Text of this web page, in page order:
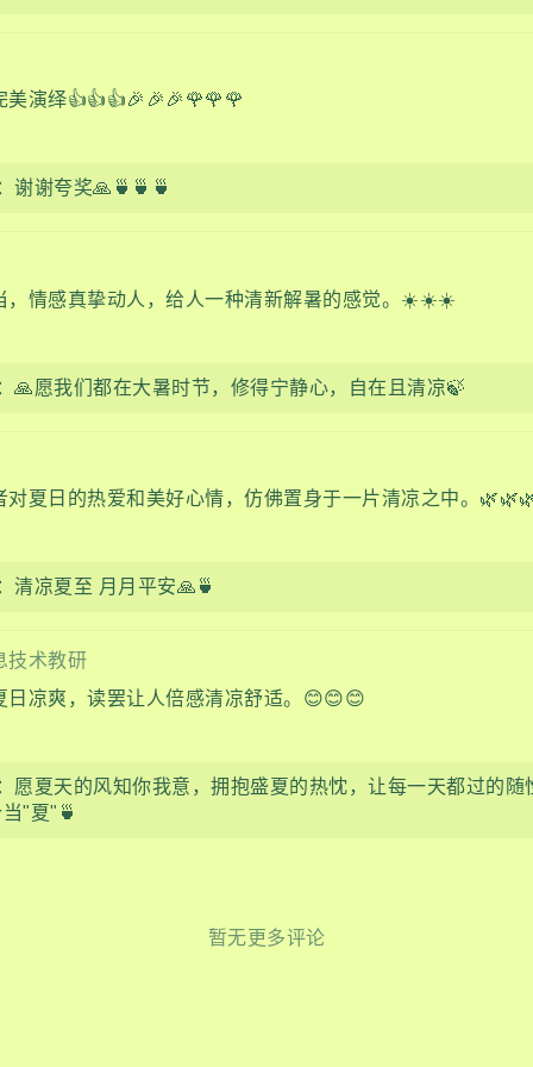
美演绎👍👍👍🎉🎉🎉🌹🌹🌹
：谢谢夸奖🙏🍵🍵🍵
，情感真挚动人，给人一种清新解暑的感觉。☀️☀️☀️
：🙏愿我们都在大暑时节，修得宁静心，自在且清凉🍃
对夏日的热爱和美好心情，仿佛置身于一片清凉之中。
：清凉夏至 月月平安🙏🍵
技术教研
日凉爽，读罢让人倍感清凉舒适。😊😊😊
：愿夏天的风知你我意，拥抱盛夏的热忱，让每一天都过的随
"夏"🍵
暂无更多评论